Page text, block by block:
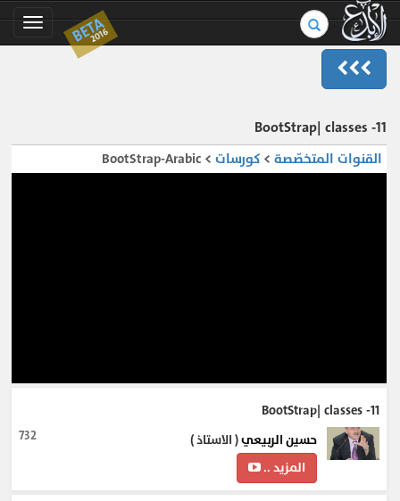
BETA
2016
بحث
في
الموسوعة..
11- BootStrap| classes
القنوات المتخصّصة > كورسات > BootStrap-Arabic
11- BootStrap| classes
732 حسين الربيعي( الاستاذ )
المزيد ..